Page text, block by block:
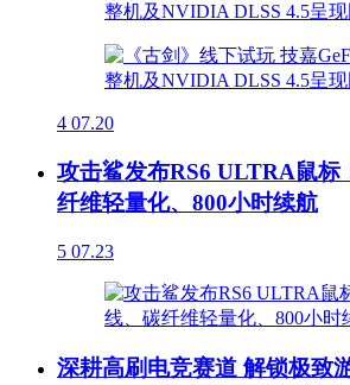
4 07.20
攻击鲨发布RS6 ULTRA鼠标
纤维轻量化、800小时续航
5 07.23
深耕高刷电竞赛道 解锁极